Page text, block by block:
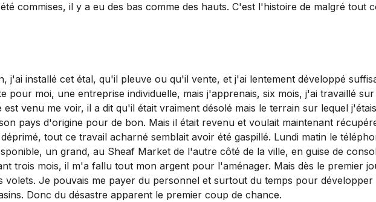
commises, il y a eu des bas comme des hauts. C'est l'histoire de malgré tout
j'ai installé cet étal, qu'il pleuve ou qu'il vente, et j'ai lentement développé
pour moi, une entreprise individuelle, mais j'apprenais, six mois, j'ai travaillé
venu me voir, il a dit qu'il était vraiment désolé mais le terrain sur lequel
pays d'origine pour de bon. Mais il était revenu et voulait maintenant
tout ce travail acharné semblait avoir été gaspillé. Lundi matin le
un grand, au Sheaf Market de l'autre côté de la ville, en guise de
trois mois, il m'a fallu tout mon argent pour l'aménager. Mais dès le premier
Je pouvais me payer du personnel et surtout du temps pour
Donc du désastre apparent le premier coup de chance.